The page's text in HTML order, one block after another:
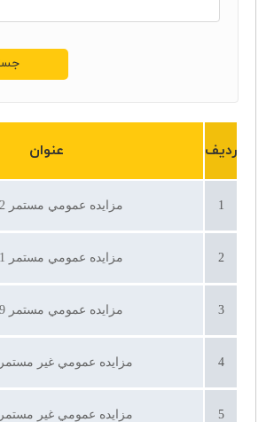
ردیف عنوان
1 مزايده عمومي مستمر 2-1405
2 مزايده عمومي مستمر 1-1405
3 مزايده عمومي مستمر 9-1404
4 مزايده عمومي غير مستمر 7-1404
5 مزايده عمومي غير مستمر 8-1404